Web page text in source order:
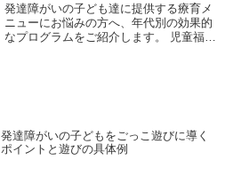
発達障がいの子ども達に提供する療育メ
ニューにお悩みの方へ、年代別の効果的
なプログラムをご紹介します。 児童福祉
発達障がいの子どもをごっこ遊びに導く
ポイントと遊びの具体例